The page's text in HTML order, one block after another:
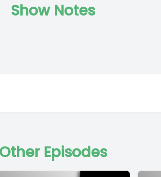
Show Notes
Other Episodes